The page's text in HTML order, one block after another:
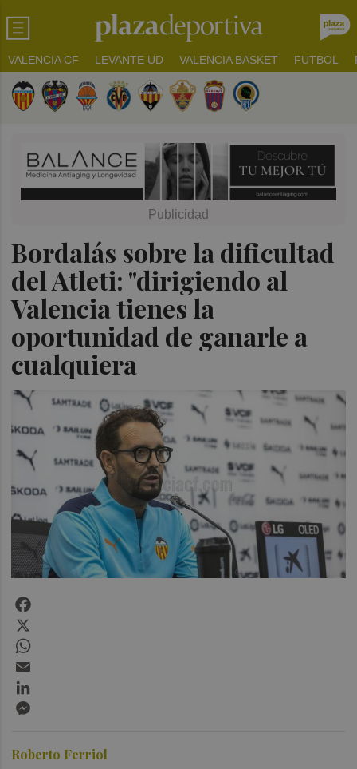
VALENCIA CF LEVANTE UD VALENCIA BASKET FUTBOL
Bordalás sobre la dificultad
del Atleti: "dirigiendo al
Valencia tienes la
oportunidad de ganarle a
cualquiera
Roberto Ferriol